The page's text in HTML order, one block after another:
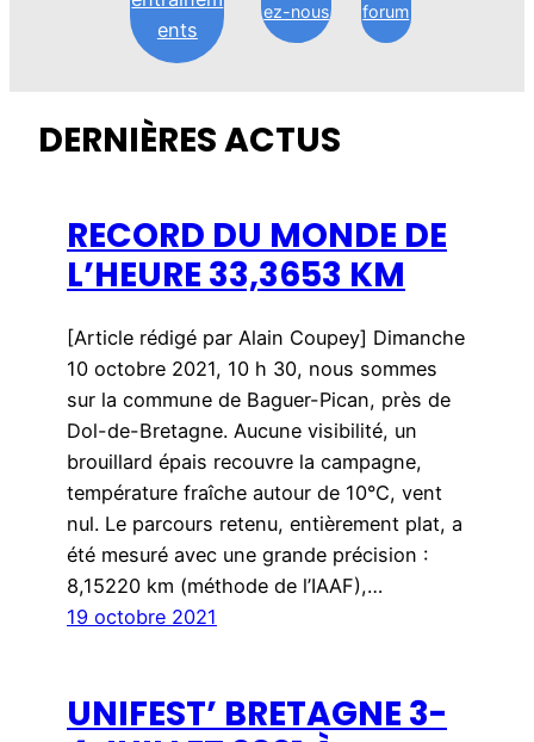
ents
ez-nous
forum
DERNIÈRES ACTUS
RECORD DU MONDE DE
L’HEURE 33,3653 KM
[Article rédigé par Alain Coupey] Dimanche
10 octobre 2021, 10 h 30, nous sommes
sur la commune de Baguer-Pican, près de
Dol-de-Bretagne. Aucune visibilité, un
brouillard épais recouvre la campagne,
température fraîche autour de 10°C, vent
nul. Le parcours retenu, entièrement plat, a
été mesuré avec une grande précision :
8,15220 km (méthode de l’IAAF),…
19 octobre 2021
UNIFEST’ BRETAGNE 3-